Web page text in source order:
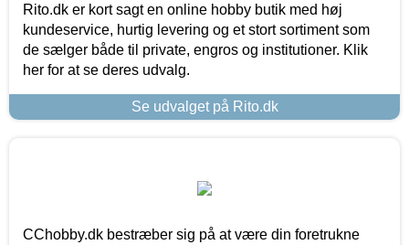
Rito.dk er kort sagt en online hobby butik med høj
kundeservice, hurtig levering og et stort sortiment som
de sælger både til private, engros og institutioner. Klik
her for at se deres udvalg.
Se udvalget på Rito.dk
CChobby.dk bestræber sig på at være din foretrukne